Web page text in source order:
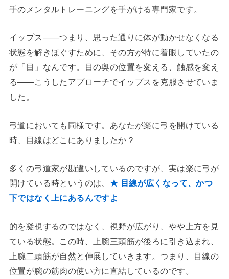
手のメンタルトレーニングを手がける専門家です。
イップス——つまり、思った通りに体が動かせなくなる
状態を解きほぐすために、その方が特に着眼していたの
が「目」なんです。目の奥の位置を変える、触感を変え
る——こうしたアプローチでイップスを克服させていま
した。
弓道においても同様です。あなたが楽に弓を開けている
時、目線はどこにありましたか？
多くの弓道家が勘違いしているのですが、実は楽に弓が
開けている時というのは、 ★ 目線が広くなって、かつ
下ではなく上にあるんですよ
的を凝視するのではなく、視野が広がり、やや上方を見
ている状態。この時、上腕三頭筋が後ろに引き込まれ、
上腕二頭筋が自然と伸展していきます。つまり、目線の
位置が腕の筋肉の使い方に直結しているのです。